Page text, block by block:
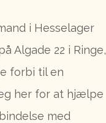
i Hesselager
Algade 22 i Ringe,
forbi til en
her for at hjælpe
med